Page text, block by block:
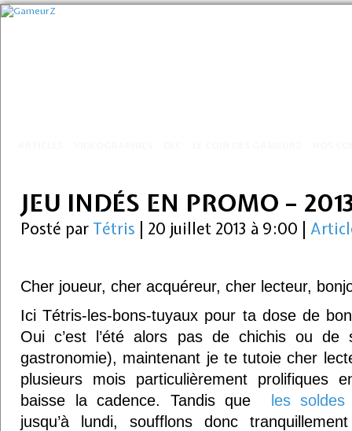
JEU INDÉS EN PROMO –
Posté par Tétris 20 juillet 2013 à 9:00
Cher joueur, cher acquéreur, cher lecteur,
Ici Tétris-les-bons-tuyaux pour ta dose de
Oui c’est l’été alors pas de chichis ou
gastronomie), maintenant je te tutoie cher
plusieurs mois particulièrement prolifiques
baisse la cadence. Tandis que
les soldes
jusqu’à lundi, soufflons donc